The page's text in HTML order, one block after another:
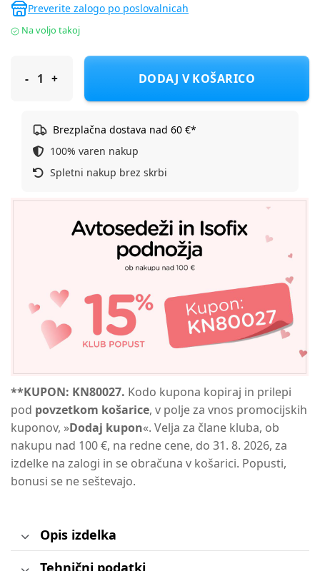
Preverite zalogo po poslovalnicah
Na voljo takoj
Maxi Cosi Avtosedež 61-105 cm Pearl Slide Pro authentic black
DODAJ V KOŠARICO
Brezplačna dostava nad 60 €*
100% varen nakup
Spletni nakup brez skrbi
**KUPON: KN80027. Kodo kupona kopiraj in prilepi
pod povzetkom košarice, v polje za vnos promocijskih
kuponov, »Dodaj kupon«. Velja za člane kluba, ob
nakupu nad 100 €, na redne cene, do 31. 8. 2026, za
izdelke na zalogi in se obračuna v košarici. Popusti,
bonusi se ne seštevajo.
Opis izdelka
Tehnični podatki